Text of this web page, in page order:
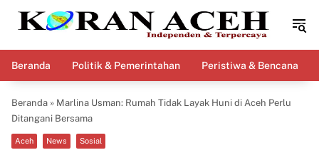
Beranda Politik & Pemerintahan Peristiwa & Bencana
Beranda » Marlina Usman: Rumah Tidak Layak Huni di Aceh Perlu
Ditangani Bersama
Aceh News Sosial